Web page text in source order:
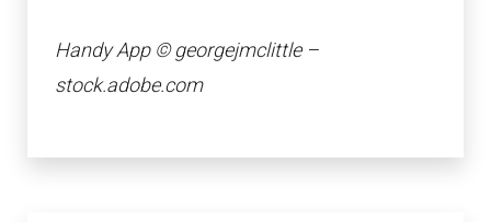
Handy App © georgejmclittle –
stock.adobe.com